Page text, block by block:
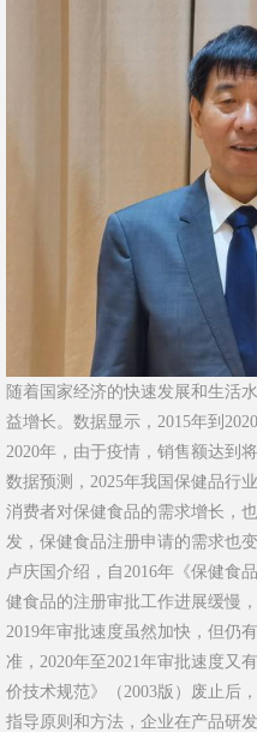
随着国家经济的快速发展和生活
益增长。数据显示，2015年到
2020年，由于疫情，销售额达到
数据预测，2025年我国保健品行
消费者对保健食品的需求增长，
发，保健食品注册申请的需求也变
卢庆国介绍，自2016年《保健食
健食品的注册审批工作进展缓慢
2019年审批速度虽然加快，但仍
准，2020年至2021年审批速度又
价技术规范》（2003版）废止后
指导原则和方法，企业在产品研